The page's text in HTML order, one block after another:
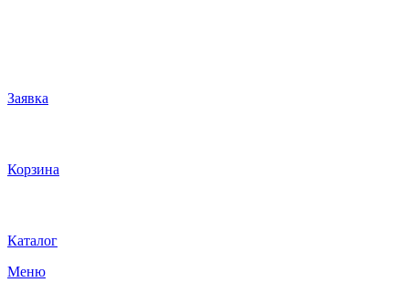
Заявка
Корзина
Каталог
Меню